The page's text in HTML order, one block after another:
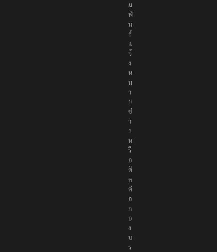
ม
พั
น
ธ์
แ
จ้
ง
ห
ม
า
ย
ข่
า
ว
ห
รื
อ
ติ
ด
ต่
อ
ก
อ
ง
บ
ร